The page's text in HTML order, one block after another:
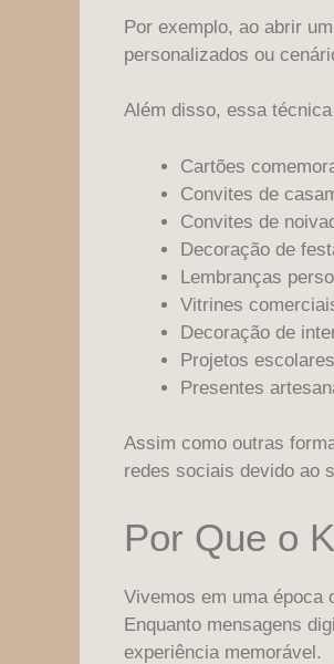
Por exemplo, ao abrir
personalizados ou
Além disso, essa
Cartões
Convites de
Convites de
Decoração de
Lembranças
Vitrines
Decoração de
Projetos
Presentes
Assim como outras
redes sociais devido ao
Por Que o
Vivemos em uma época
Enquanto mensagens
experiência memorável.